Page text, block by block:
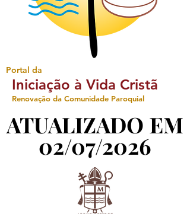
Portal da
Iniciação à Vida Cristã
Renovação da Comunidade Paroquial
ATUALIZADO EM
02/07/2026
ATUALIZADO EM
02/07/2026